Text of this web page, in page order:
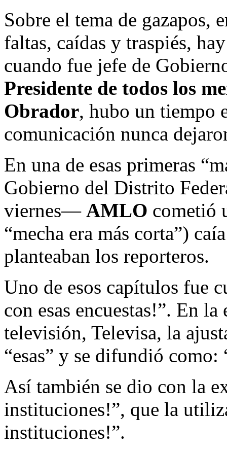
Sobre el tema de gazapos,
faltas, caídas y traspiés,
cuando fue jefe de
Presidente de todos los
Obrador, hubo un tiempo
comunicación nunca
En una de esas primeras
Gobierno del Distrito
viernes— AMLO cometió
“mecha era más corta”)
planteaban los reporteros.
Uno de esos capítulos fue
con esas encuestas!”. En la
televisión, Televisa, la
“esas” y se difundió
Así también se dio con la
instituciones!”, que la
instituciones!”.